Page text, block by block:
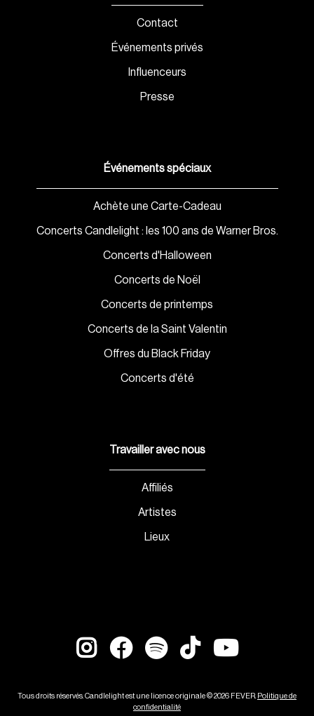
Contact
Événements privés
Influenceurs
Presse
Événements spéciaux
Achète une Carte-Cadeau
Concerts Candlelight : les 100 ans de Warner Bros.
Concerts d'Halloween
Concerts de Noël
Concerts de printemps
Concerts de la Saint Valentin
Offres du Black Friday
Concerts d'été
Travailler avec nous
Affiliés
Artistes
Lieux
Tous droits réservés. Candlelight est une licence originale © 2026 FEVER. Politique de
confidentialité